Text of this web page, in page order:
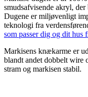
smudsafvisende akryl, der
Dugene er miljøvenligt
teknologi fra
som passer dig og dit hus
Markisens knækarme er
blandt andet dobbelt wire
stram og markisen stabil.